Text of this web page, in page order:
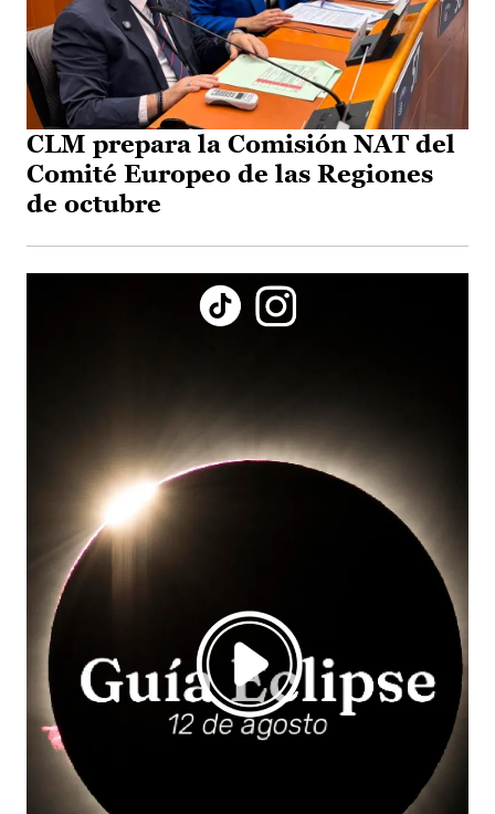
CLM prepara la Comisión NAT del
Comité Europeo de las Regiones
de octubre